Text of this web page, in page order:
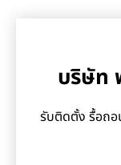
บริษัท
รับติดตั้ง รื้อถอ